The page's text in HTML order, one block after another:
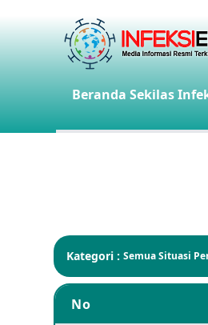
Beranda Sekilas
Kategori : Semua Situasi
No